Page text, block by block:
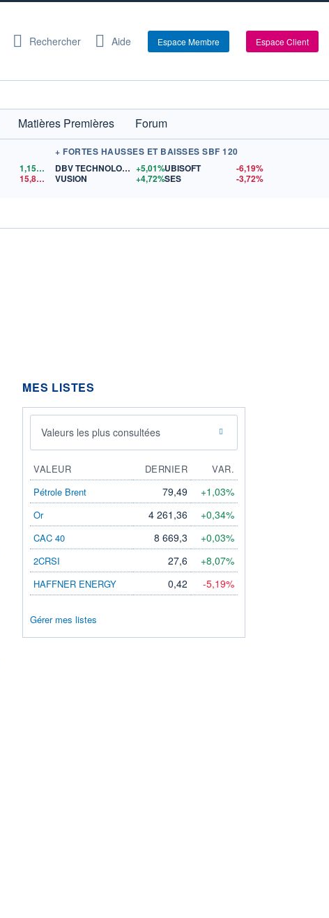
Rechercher Aide Espace Membre Espace Client
Matières Premières
Forum
1,1555
$US
15,81$US
+ FORTES HAUSSES ET BAISSES SBF 120
DBV TECHNOLOGIES +5,01%
VUSION
+4,72%
UBISOFT
-6,19%
SES
-3,72%
MES LISTES
Valeurs les plus consultées
VALEUR DERNIER
VAR.
Pétrole Brent
79,49 +1,03%
Or 4 261,36 +0,34%
CAC 40 8 669,3 +0,03%
2CRSI 27,6 +8,07%
HAFFNER ENERGY 0,42 -5,19%
Gérer mes listes